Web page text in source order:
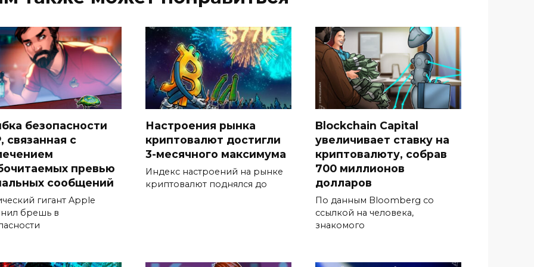
безопасности
связанная с
превью
сообщений
гигант Apple
брешь в
Настроения рынка
криптовалют достигли
3-месячного максимума
Индекс настроений на рынке
криптовалют поднялся до
Blockchain Capital
увеличивает ставку на
криптовалюту, собрав
700 миллионов
долларов
По данным Bloomberg со
ссылкой на человека,
знакомого